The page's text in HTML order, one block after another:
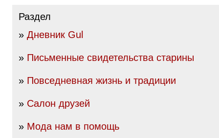
Раздел
» Дневник Gul
» Письменные свидетельства старины
» Повседневная жизнь и традиции
» Салон друзей
» Мода нам в помощь